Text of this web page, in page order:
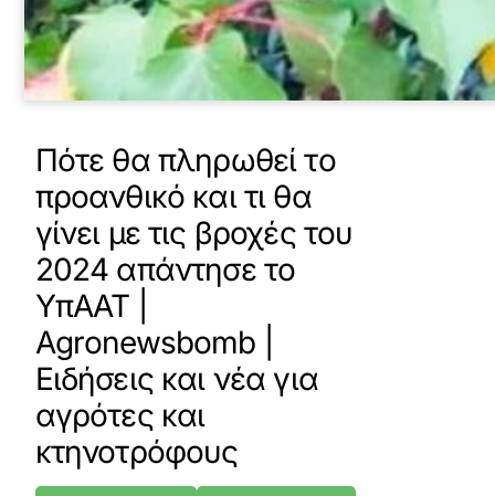
Πότε θα πληρωθεί το
προανθικό και τι θα
γίνει με τις βροχές του
2024 απάντησε το
ΥπΑΑΤ |
Agronewsbomb |
Ειδήσεις και νέα για
αγρότες και
κτηνοτρόφους